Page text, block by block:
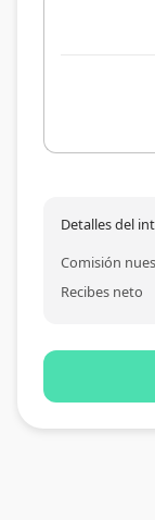
Detalles del
Comisión
Recibes neto